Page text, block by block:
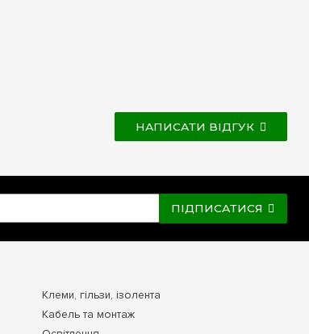
НАПИСАТИ ВІДГУК
ПІДПИСАТИСЯ
Клеми, гільзи, ізолента
Кабель та монтаж